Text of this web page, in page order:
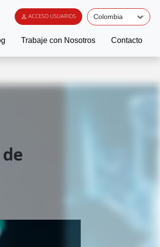
ACCESO USUARIOS
Trabaje con Nosotros Contacto